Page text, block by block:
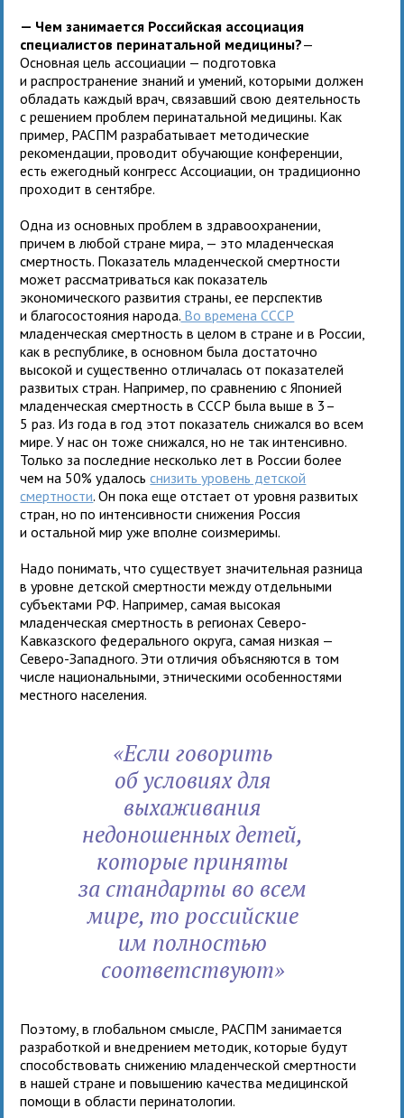
— Чем занимается Российская ассоциация
специалистов перинатальной медицины?—
Основная цель ассоциации — подготовка
и распространение знаний и умений, которыми должен
обладать каждый врач, связавший свою деятельность
с решением проблем перинатальной медицины. Как
пример, РАСПМ разрабатывает методические
рекомендации, проводит обучающие конференции,
есть ежегодный конгресс Ассоциации, он традиционно
проходит в сентябре.
Одна из основных проблем в здравоохранении,
причем в любой стране мира, — это младенческая
смертность. Показатель младенческой смертности
может рассматриваться как показатель
экономического развития страны, ее перспектив
и благосостояния народа. Во времена СССР
младенческая смертность в целом в стране и в России,
как в республике, в основном была достаточно
высокой и существенно отличалась от показателей
развитых стран. Например, по сравнению с Японией
младенческая смертность в СССР была выше в 3–
5 раз. Из года в год этот показатель снижался во всем
мире. У нас он тоже снижался, но не так интенсивно.
Только за последние несколько лет в России более
чем на 50% удалосьснизить уровень детской
смертности. Он пока еще отстает от уровня развитых
стран, но по интенсивности снижения Россия
и остальной мир уже вполне соизмеримы.
Надо понимать, что существует значительная разница
в уровне детской смертности между отдельными
субъектами РФ. Например, самая высокая
младенческая смертность в регионах Северо-
Кавказского федерального округа, самая низкая —
Северо-Западного. Эти отличия объясняются в том
числе национальными, этническими особенностями
местного населения.
«Если говорить
об условиях для
выхаживания
недоношенных детей,
которые приняты
за стандарты во всем
мире, то российские
им полностью
соответствуют»
Поэтому, в глобальном смысле, РАСПМ занимается
разработкой и внедрением методик, которые будут
способствовать снижению младенческой смертности
в нашей стране и повышению качества медицинской
помощи в области перинатологии.